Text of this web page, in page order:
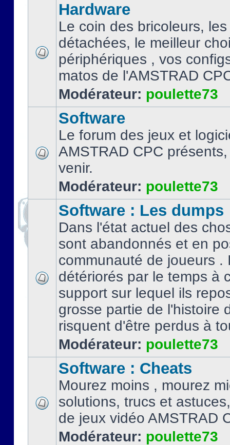
Hardware
Le coin des bricoleurs,
détachées, le meilleur
périphériques , vos
matos de l'AMSTRAD
Modérateur: poulette73
Software
Le forum des jeux et
AMSTRAD CPC
venir.
Modérateur: poulette73
Software : Les dumps
Dans l'état actuel des
sont abandonnés et en
communauté de joueurs .
détériorés par le temps à
support sur lequel ils
grosse partie de l'histoire
risquent d'être perdus à
Modérateur: poulette73
Software : Cheats
Mourez moins , mourez
solutions, trucs et
de jeux vidéo AMSTRAD
Modérateur: poulette73